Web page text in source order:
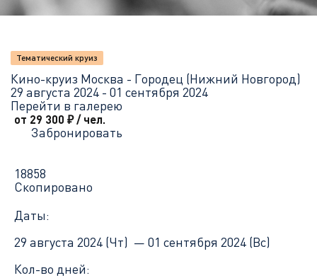
Тематический круиз
Кино-круиз Москва - Городец (Нижний Новгород)
29 августа 2024 - 01 сентября 2024
Перейти в галерею
от 29 300 ₽/ чел.
Забронировать
18858
Скопировано
Даты:
29 августа 2024 (Чт) — 01 сентября 2024 (Вс)
Кол-во дней: